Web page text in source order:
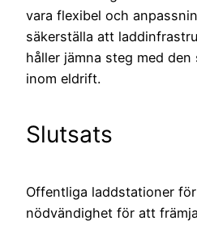
vara flexibel och
säkerställa att
håller jämna steg med
inom eldrift.
Slutsats
Offentliga laddstationer
nödvändighet för att